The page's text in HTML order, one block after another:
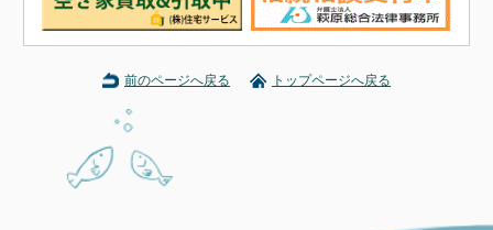
前のページへ戻る トップページへ戻る